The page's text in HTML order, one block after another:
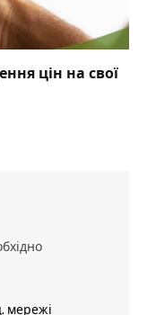
цін на свої
мережі